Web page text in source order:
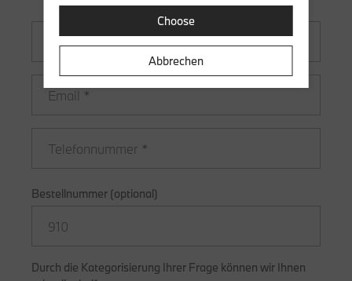
Bestellnummer (optional)
Durch die Kategorisierung Ihrer Frage können wir Ihnen
Choose
Abbrechen